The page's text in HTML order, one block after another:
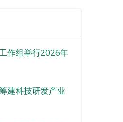
作组举行2026年
建科技研发产业